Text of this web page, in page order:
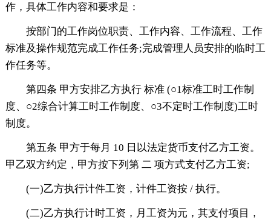
作，具体工作内容和要求是：
按部门的工作岗位职责、工作内容、工作流程、工作
标准及操作规范完成工作任务;完成管理人员安排的临时工
作任务等。
第四条 甲方安排乙方执行 标准 (○1标准工时工作制
度、○2综合计算工时工作制度、○3不定时工作制度)工时
制度。
第五条 甲方于每月 10 日以法定货币支付乙方工资。
甲乙双方约定，甲方按下列第 二 项方式支付乙方工资;
(一)乙方执行计件工资，计件工资按 / 执行。
(二)乙方执行计时工资，月工资为元，其支付项目，